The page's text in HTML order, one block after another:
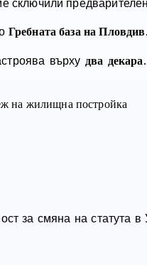
сключили
Гребната база на Пловдив.
върху два декара
на жилищна постройка
за смяна на